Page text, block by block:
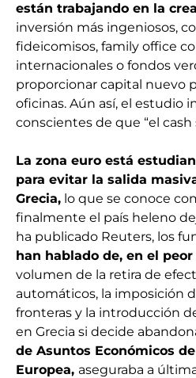
están trabajando en la
inversión más ingeniosos,
fideicomisos, family office
internacionales o fondos
proporcionar capital nuevo
oficinas. Aún así, el estudio
conscientes de que “el cash
La zona euro está
para evitar la salida
Grecia, lo que se conoce
finalmente el país heleno
ha publicado Reuters, los
han hablado de, en el peor
volumen de la retira de
automáticos, la imposición
fronteras y la introducción
en Grecia si decide
de Asuntos Económicos
Europea, aseguraba a